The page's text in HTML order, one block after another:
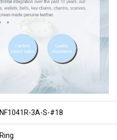
NF1041R-3A-S-#18
Ring